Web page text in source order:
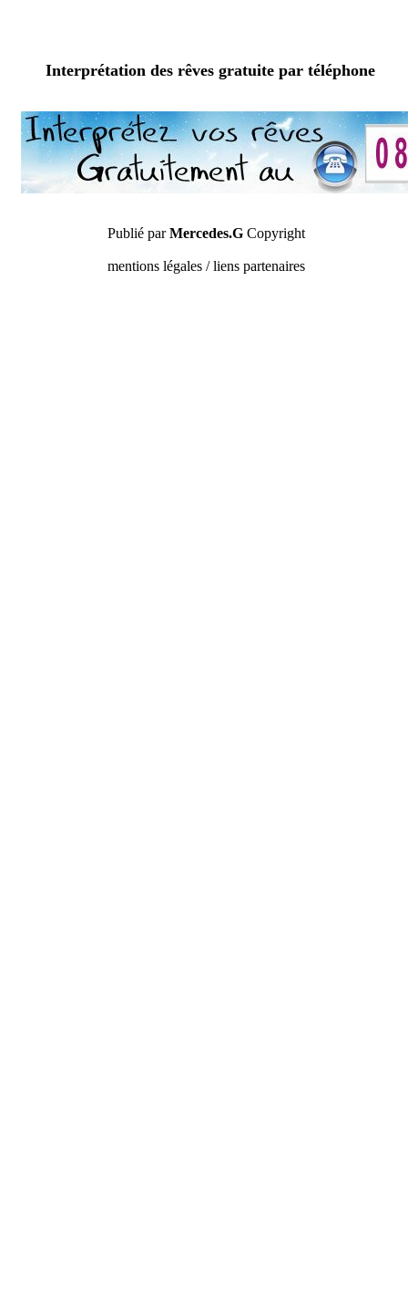
Interprétation des rêves gratuite par téléphone
Publié parMercedes.GCopyright
mentions légales / liens partenaires